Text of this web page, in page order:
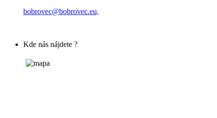
bobrovec@bobrovec.eu,
Kde nás nájdete ?